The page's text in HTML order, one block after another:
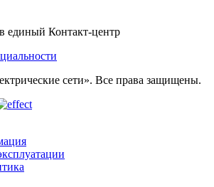
единый Контакт-центр
сети». Все права защищены.